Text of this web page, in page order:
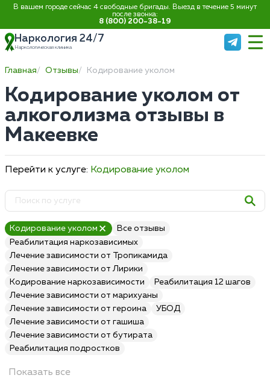
В вашем городе сейчас 4 свободные бригады. Выезд в течение 5 минут
после звонка:
8 (800) 200-38-19
Наркология 24/7
Наркологическая клиника
Главная Отзывы Кодирование уколом
Кодирование уколом от
алкоголизма отзывы в
Макеевке
Перейти к услуге: Кодирование уколом
Кодирование уколом
Все отзывы
Реабилитация наркозависимых
Лечение зависимости от Тропикамида
Лечение зависимости от Лирики
Кодирование наркозависимости
Реабилитация 12 шагов
Лечение зависимости от марихуаны
Лечение зависимости от героина
УБОД
Лечение зависимости от гашиша
Лечение зависимости от бутирата
Реабилитация подростков
Показать все